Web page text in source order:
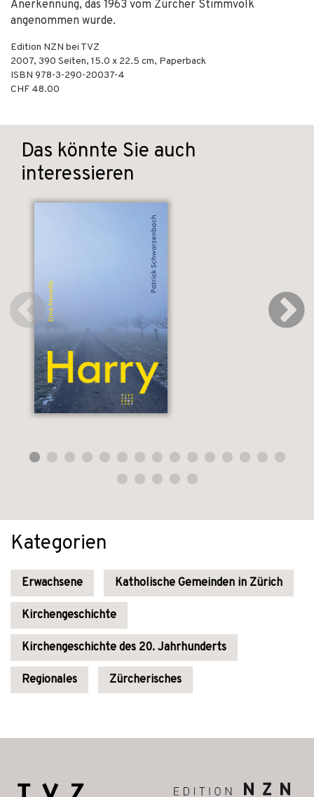
Anerkennung, das 1963 vom Zürcher Stimmvolk
angenommen wurde.
Edition NZN bei TVZ
2007, 390 Seiten, 15.0 x 22.5 cm, Paperback
ISBN 978-3-290-20037-4
CHF 48.00
Das könnte Sie auch
interessieren
Kategorien
Erwachsene Katholische Gemeinden in Zürich
Kirchengeschichte
Kirchengeschichte des 20. Jahrhunderts
Regionales Zürcherisches